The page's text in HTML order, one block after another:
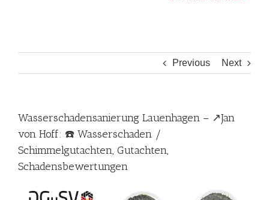
Previous Next
Wasserschadensanierung Lauenhagen – ↗️Jan
von Hoff: ☎️ Wasserschaden /
Schimmelgutachten, Gutachten,
Schadensbewertungen